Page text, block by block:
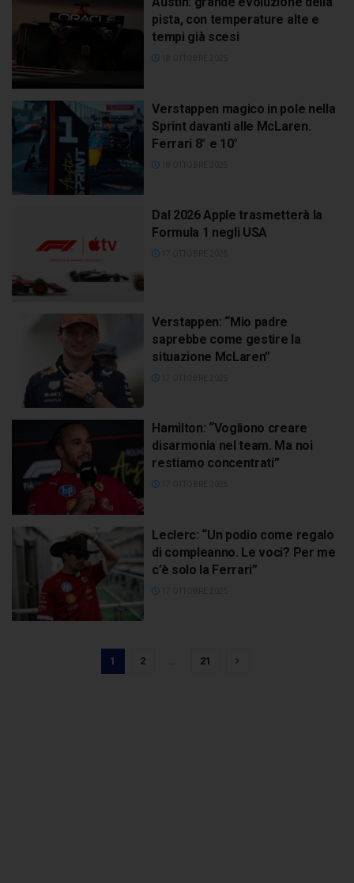
pista, con temperature alte e
tempi già scesi
Verstappen magico in pole nella
Sprint davanti alle McLaren.
Ferrari 8° e 10°
Dal 2026 Apple trasmetterà la
Formula 1 negli USA
Verstappen: “Mio padre
saprebbe come gestire la
situazione McLaren”
Hamilton: “Vogliono creare
disarmonia nel team. Ma noi
restiamo concentrati”
Leclerc: “Un podio come regalo
di compleanno. Le voci? Per me
c’è solo la Ferrari”
1 2 … 21